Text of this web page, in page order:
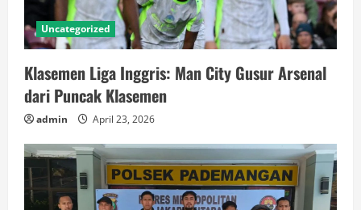
Uncategorized
Klasemen Liga Inggris: Man City Gusur Arsenal
dari Puncak Klasemen
admin April 23, 2026